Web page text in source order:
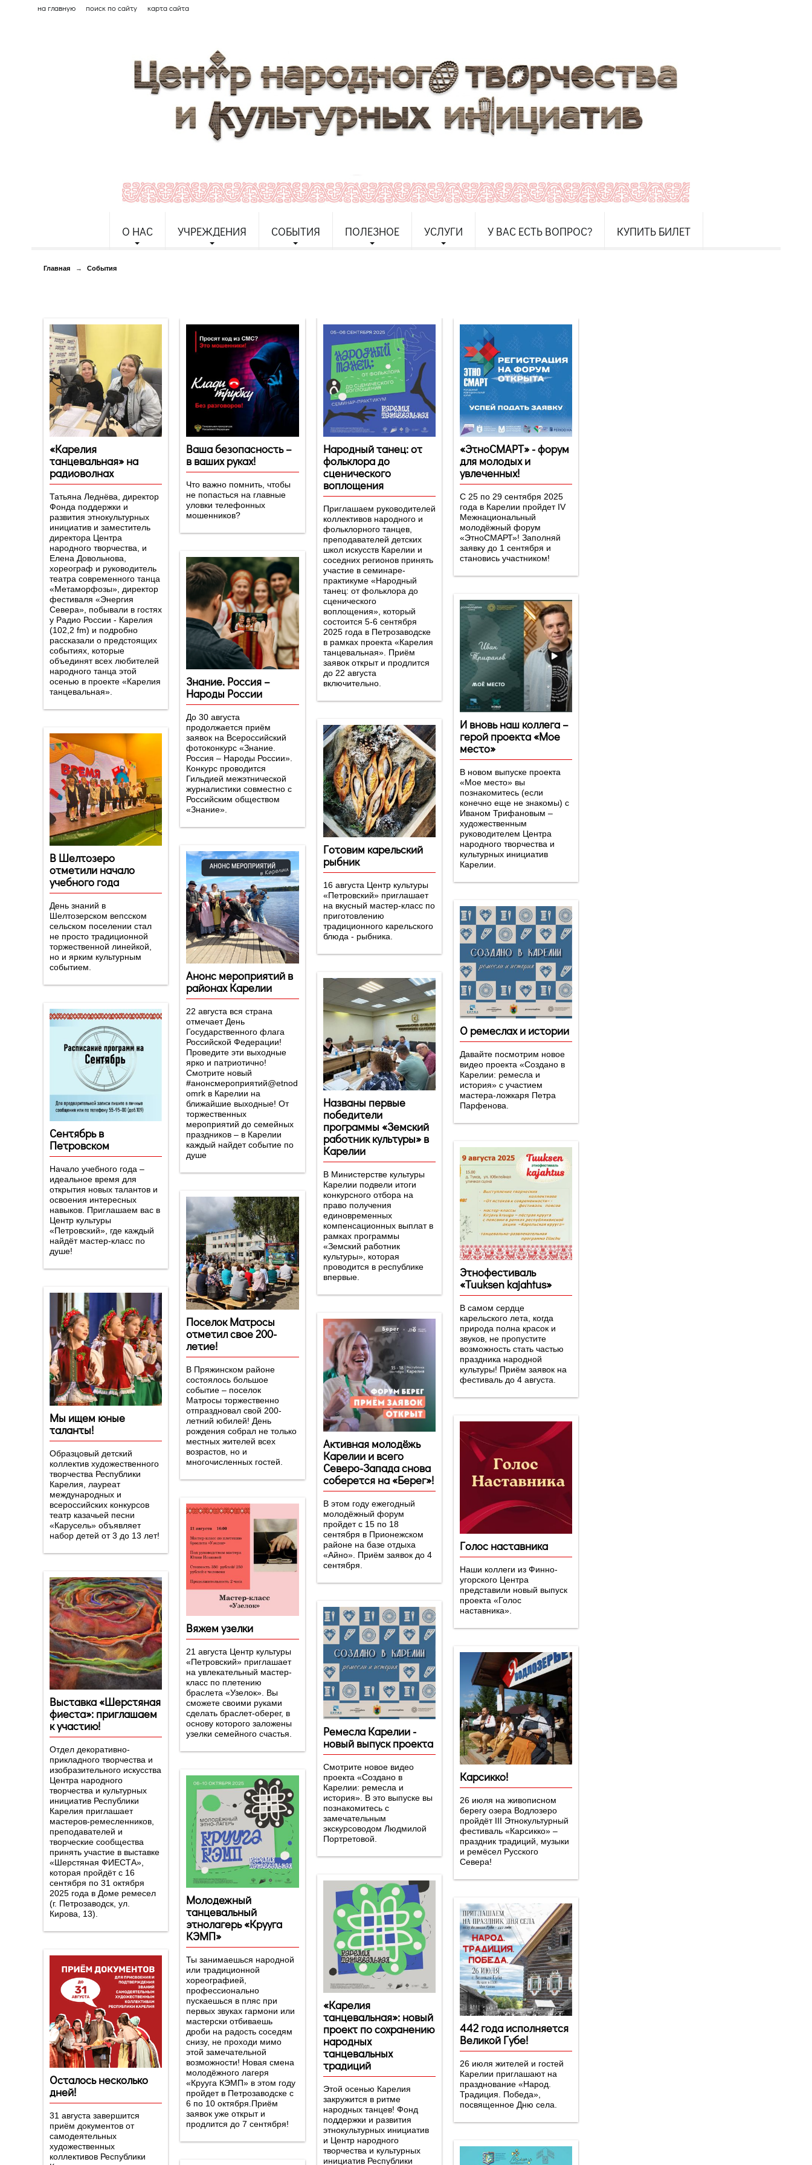
на главную поиск по сайту карта сайта
О НАС УЧРЕЖДЕНИЯ СОБЫТИЯ ПОЛЕЗНОЕ УСЛУГИ У ВАС ЕСТЬ ВОПРОС? КУПИТЬ БИЛЕТ
Главная → События
«Карелия
танцевальная» на
радиоволнах
Татьяна Леднёва, директор
Фонда поддержки и
развития этнокультурных
инициатив и заместитель
директора Центра
народного творчества, и
Елена Довольнова,
хореограф и руководитель
театра современного танца
«Метаморфозы», директор
фестиваля «Энергия
Севера», побывали в гостях
у Радио России - Карелия
(102,2 fm) и подробно
рассказали о предстоящих
событиях, которые
объединят всех любителей
народного танца этой
осенью в проекте «Карелия
танцевальная».
В Шелтозеро
отметили начало
учебного года
День знаний в
Шелтозерском вепсском
сельском поселении стал
не просто традиционной
торжественной линейкой,
но и ярким культурным
событием.
Сентябрь в
Петровском
Начало учебного года –
идеальное время для
открытия новых талантов и
освоения интересных
навыков. Приглашаем вас в
Центр культуры
«Петровский», где каждый
найдёт мастер-класс по
душе!
Мы ищем юные
таланты!
Образцовый детский
коллектив художественного
творчества Республики
Карелия, лауреат
международных и
всероссийских конкурсов
театр казачьей песни
«Карусель» объявляет
набор детей от 3 до 13 лет!
Выставка «Шерстяная
фиеста»: приглашаем
к участию!
Отдел декоративно-
прикладного творчества и
изобразительного искусства
Центра народного
творчества и культурных
инициатив Республики
Карелия приглашает
мастеров-ремесленников,
преподавателей и
творческие сообщества
принять участие в выставке
«Шерстяная ФИЕСТА»,
которая пройдёт с 16
сентября по 31 октября
2025 года в Доме ремесел
(г. Петрозаводск, ул.
Кирова, 13).
Осталось несколько
дней!
31 августа завершится
приём документов от
самодеятельных
художественных
коллективов Республики
Ваша безопасность –
в ваших руках!
Что важно помнить, чтобы
не попасться на главные
уловки телефонных
мошенников?
Знание. Россия –
Народы России
До 30 августа
продолжается приём
заявок на Всероссийский
фотоконкурс «Знание.
Россия – Народы России».
Конкурс проводится
Гильдией межэтнической
журналистики совместно с
Российским обществом
«Знание».
Анонс мероприятий в
районах Карелии
22 августа вся страна
отмечает День
Государственного флага
Российской Федерации!
Проведите эти выходные
ярко и патриотично!
Смотрите новый
#анонсмероприятий@etnod
omrk в Карелии на
ближайшие выходные! От
торжественных
мероприятий до семейных
праздников – в Карелии
каждый найдет событие по
душе
Поселок Матросы
отметил свое 200-
летие!
В Пряжинском районе
состоялось большое
событие – поселок
Матросы торжественно
отпраздновал свой 200-
летний юбилей! День
рождения собрал не только
местных жителей всех
возрастов, но и
многочисленных гостей.
Вяжем узелки
21 августа Центр культуры
«Петровский» приглашает
на увлекательный мастер-
класс по плетению
браслета «Узелок». Вы
сможете своими руками
сделать браслет-оберег, в
основу которого заложены
узелки семейного счастья.
Молодежный
танцевальный
этнолагерь «Крууга
КЭМП»
Ты занимаешься народной
или традиционной
хореографией,
профессионально
пускаешься в пляс при
первых звуках гармони или
мастерски отбиваешь
дроби на радость соседям
снизу, не проходи мимо
этой замечательной
возможности! Новая смена
молодёжного лагеря
«Крууга КЭМП» в этом году
пройдет в Петрозаводске с
6 по 10 октября.Приём
заявок уже открыт и
продлится до 7 сентября!
Народный танец: от
фольклора до
сценического
воплощения
Приглашаем руководителей
коллективов народного и
фольклорного танцев,
преподавателей детских
школ искусств Карелии и
соседних регионов принять
участие в семинаре-
практикуме «Народный
танец: от фольклора до
сценического
воплощения», который
состоится 5-6 сентября
2025 года в Петрозаводске
в рамках проекта «Карелия
танцевальная». Приём
заявок открыт и продлится
до 22 августа
включительно.
Готовим карельский
рыбник
16 августа Центр культуры
«Петровский» приглашает
на вкусный мастер-класс по
приготовлению
традиционного карельского
блюда - рыбника.
Названы первые
победители
программы «Земский
работник культуры» в
Карелии
В Министерстве культуры
Карелии подвели итоги
конкурсного отбора на
право получения
единовременных
компенсационных выплат в
рамках программы
«Земский работник
культуры», которая
проводится в республике
впервые.
Активная молодёжь
Карелии и всего
Северо-Запада снова
соберется на «Берег»!
В этом году ежегодный
молодёжный форум
пройдет с 15 по 18
сентября в Прионежском
районе на базе отдыха
«Айно». Приём заявок до 4
сентября.
Ремесла Карелии -
новый выпуск проекта
Смотрите новое видео
проекта «Создано в
Карелии: ремесла и
история». В это выпуске вы
познакомитесь с
замечательным
экскурсоводом Людмилой
Портретовой.
«Карелия
танцевальная»: новый
проект по сохранению
народных
танцевальных
традиций
Этой осенью Карелия
закружится в ритме
народных танцев! Фонд
поддержки и развития
этнокультурных инициатив
и Центр народного
творчества и культурных
инициатив Республики
«ЭтноСМАРТ» - форум
для молодых и
увлеченных!
С 25 по 29 сентября 2025
года в Карелии пройдет IV
Межнациональный
молодёжный форум
«ЭтноСМАРТ»! Заполняй
заявку до 1 сентября и
становись участником!
И вновь наш коллега –
герой проекта «Мое
место»
В новом выпуске проекта
«Мое место» вы
познакомитесь (если
конечно еще не знакомы) с
Иваном Трифановым –
художественным
руководителем Центра
народного творчества и
культурных инициатив
Карелии.
О ремеслах и истории
Давайте посмотрим новое
видео проекта «Создано в
Карелии: ремесла и
история» с участием
мастера-ложкаря Петра
Парфенова.
Этнофестиваль
«Tuuksen kajahtus»
В самом сердце
карельского лета, когда
природа полна красок и
звуков, не пропустите
возможность стать частью
праздника народной
культуры! Приём заявок на
фестиваль до 4 августа.
Голос наставника
Наши коллеги из Финно-
угорского Центра
представили новый выпуск
проекта «Голос
наставника».
Карсикко!
26 июля на живописном
берегу озера Водлозеро
пройдёт III Этнокультурный
фестиваль «Карсикко» –
праздник традиций, музыки
и ремёсел Русского
Севера!
442 года исполняется
Великой Губе!
26 июля жителей и гостей
Карелии приглашают на
празднование «Народ.
Традиция. Победа»,
посвященное Дню села.